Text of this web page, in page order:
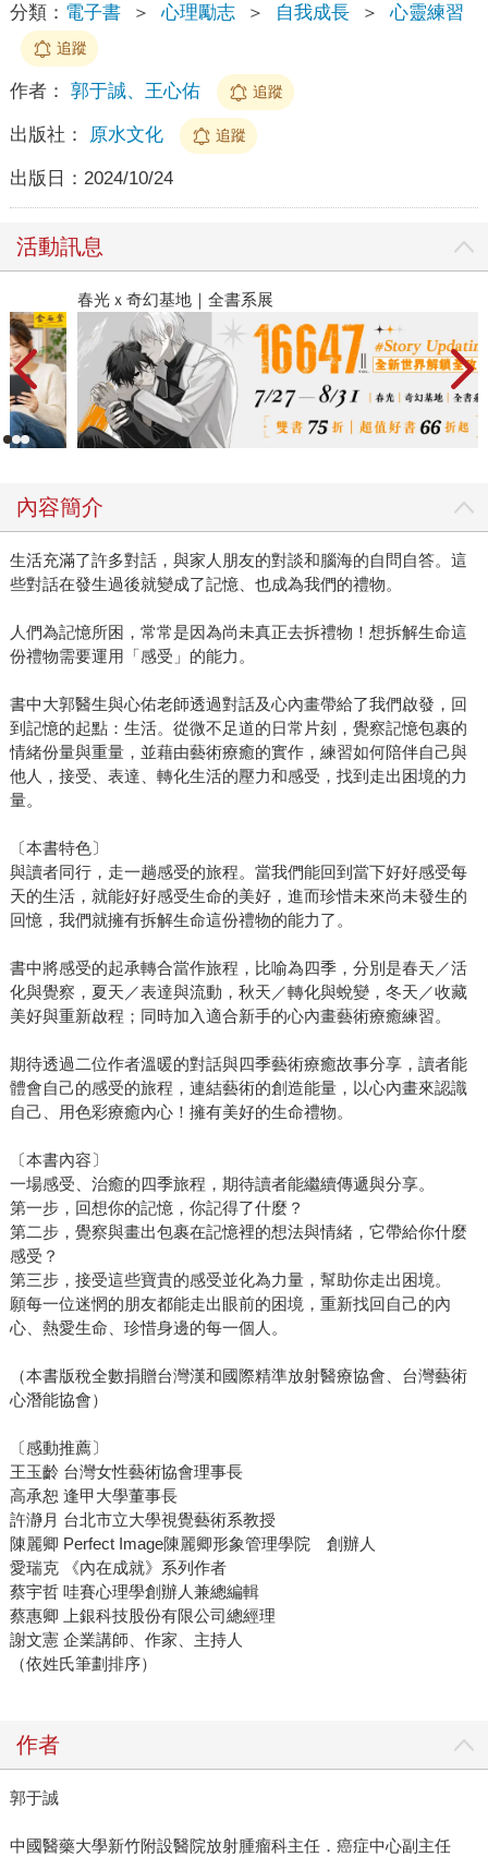
分類： 電子書 ＞ 心理勵志 ＞ 自我成長 ＞ 心靈練習
追蹤
作者： 郭于誠、王心佑 追蹤
出版社： 原水文化 追蹤
出版日： 2024/10/24
活動訊息
春光ｘ奇幻基地｜全書系展
內容簡介
生活充滿了許多對話，與家人朋友的對談和腦海的自問自答。這
些對話在發生過後就變成了記憶、也成為我們的禮物。
人們為記憶所困，常常是因為尚未真正去拆禮物！想拆解生命這
份禮物需要運用「感受」的能力。
書中大郭醫生與心佑老師透過對話及心內畫帶給了我們啟發，回
到記憶的起點：生活。從微不足道的日常片刻，覺察記憶包裹的
情緒份量與重量，並藉由藝術療癒的實作，練習如何陪伴自己與
他人，接受、表達、轉化生活的壓力和感受，找到走出困境的力
量。
〔本書特色〕
與讀者同行，走一趟感受的旅程。當我們能回到當下好好感受每
天的生活，就能好好感受生命的美好，進而珍惜未來尚未發生的
回憶，我們就擁有拆解生命這份禮物的能力了。
書中將感受的起承轉合當作旅程，比喻為四季，分別是春天／活
化與覺察，夏天／表達與流動，秋天／轉化與蛻變，冬天／收藏
美好與重新啟程；同時加入適合新手的心內畫藝術療癒練習。
期待透過二位作者溫暖的對話與四季藝術療癒故事分享，讀者能
體會自己的感受的旅程，連結藝術的創造能量，以心內畫來認識
自己、用色彩療癒內心！擁有美好的生命禮物。
〔本書內容〕
一場感受、治癒的四季旅程，期待讀者能繼續傳遞與分享。
第一步，回想你的記憶，你記得了什麼？
第二步，覺察與畫出包裹在記憶裡的想法與情緒，它帶給你什麼
感受？
第三步，接受這些寶貴的感受並化為力量，幫助你走出困境。
願每一位迷惘的朋友都能走出眼前的困境，重新找回自己的內
心、熱愛生命、珍惜身邊的每一個人。
（本書版稅全數捐贈台灣漢和國際精準放射醫療協會、台灣藝術
心潛能協會）
〔感動推薦〕
王玉齡 台灣女性藝術協會理事長
高承恕 逢甲大學董事長
許瀞月 台北市立大學視覺藝術系教授
陳麗卿 Perfect Image陳麗卿形象管理學院 創辦人
愛瑞克 《內在成就》系列作者
蔡宇哲 哇賽心理學創辦人兼總編輯
蔡惠卿 上銀科技股份有限公司總經理
謝文憲 企業講師、作家、主持人
（依姓氏筆劃排序）
作者
郭于誠
中國醫藥大學新竹附設醫院放射腫瘤科主任．癌症中心副主任